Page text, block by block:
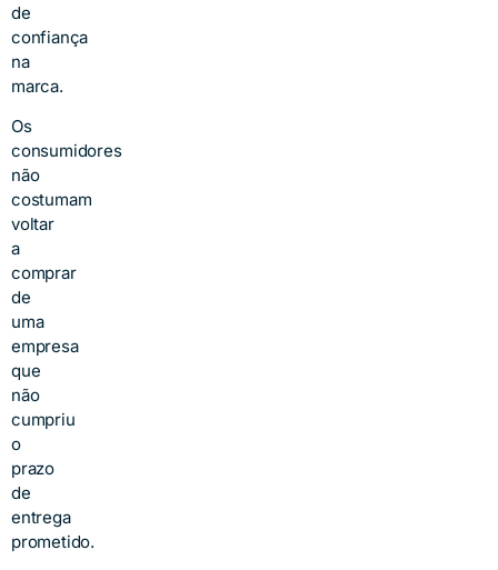
de
confiança
na
marca.
Os
consumidores
não
costumam
voltar
a
comprar
de
uma
empresa
que
não
cumpriu
o
prazo
de
entrega
prometido.